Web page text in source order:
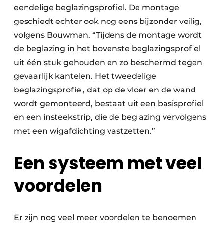
eendelige beglazingsprofiel. De montage
geschiedt echter ook nog eens bijzonder veilig,
volgens Bouwman. “Tijdens de montage wordt
de beglazing in het bovenste beglazingsprofiel
uit één stuk gehouden en zo beschermd tegen
gevaarlijk kantelen. Het tweedelige
beglazingsprofiel, dat op de vloer en de wand
wordt gemonteerd, bestaat uit een basisprofiel
en een insteekstrip, die de beglazing vervolgens
met een wigafdichting vastzetten.”
Een systeem met veel
voordelen
Er zijn nog veel meer voordelen te benoemen